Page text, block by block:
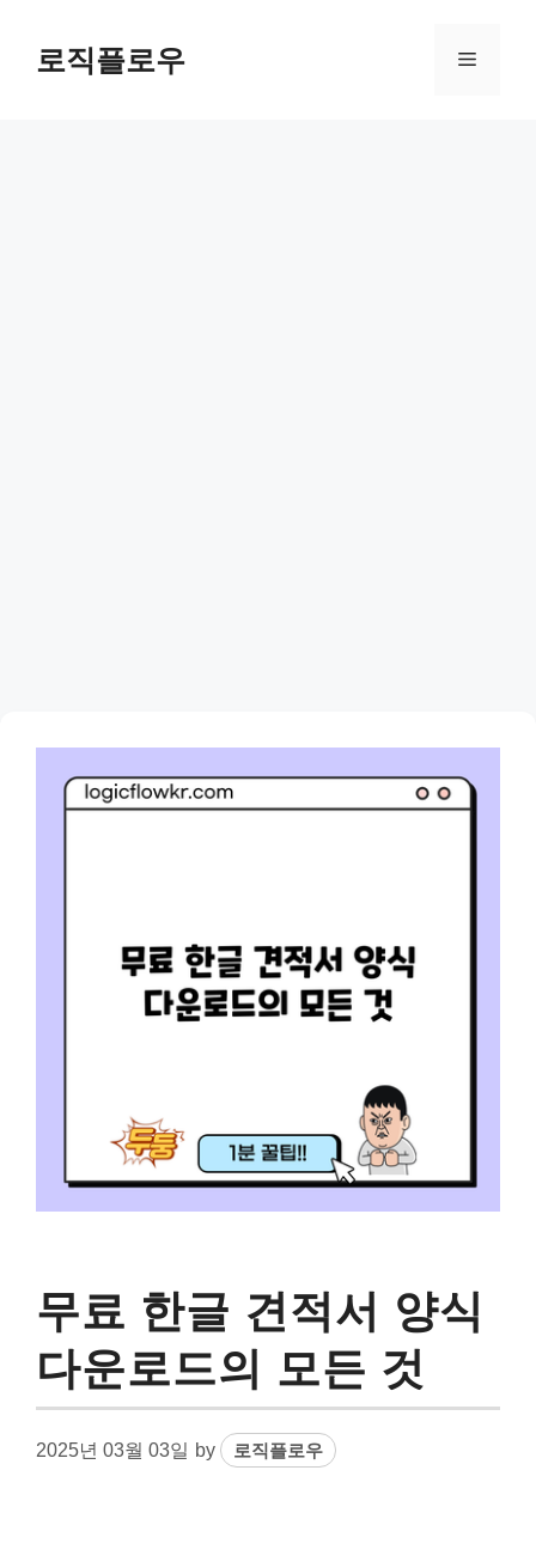
content로직플로우 Menu
무료 한글 견적서 양식
다운로드의 모든 것
2025년 03월 03일 by 로직플로우